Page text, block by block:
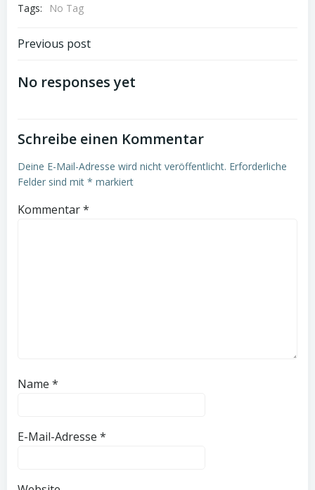
Tags:
No Tag
Post
navigation
Previous post
No responses yet
Schreibe einen Kommentar
Deine E-Mail-Adresse wird nicht veröffentlicht. Erforderliche
Felder sind mit * markiert
Kommentar*
Name *
E-Mail-Adresse *